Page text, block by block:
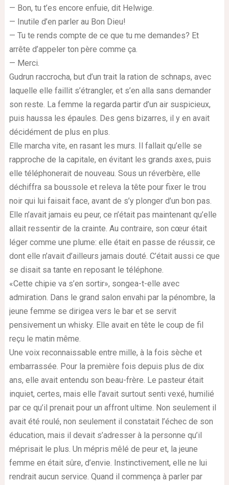
— Bon, tu t’es encore enfuie, dit Helwige.
— Inutile d’en parler au Bon Dieu!
— Tu te rends compte de ce que tu me demandes? Et
arrête d’appeler ton père comme ça.
— Merci.
Gudrun raccrocha, but d’un trait la ration de schnaps, avec
laquelle elle faillit s’étrangler, et s’en alla sans demander
son reste. La femme la regarda partir d’un air suspicieux,
puis haussa les épaules. Des gens bizarres, il y en avait
décidément de plus en plus.
Elle marcha vite, en rasant les murs. Il fallait qu’elle se
rapproche de la capitale, en évitant les grands axes, puis
elle téléphonerait de nouveau. Sous un réverbère, elle
déchiffra sa boussole et releva la tête pour fixer le trou
noir qui lui faisait face, avant de s’y plonger d’un bon pas.
Elle n’avait jamais eu peur, ce n’était pas maintenant qu’elle
allait ressentir de la crainte. Au contraire, son cœur était
léger comme une plume: elle était en passe de réussir, ce
dont elle n’avait d’ailleurs jamais douté. C’était aussi ce que
se disait sa tante en reposant le téléphone.
«Cette chipie va s’en sortir», songea-t-elle avec
admiration. Dans le grand salon envahi par la pénombre, la
jeune femme se dirigea vers le bar et se servit
pensivement un whisky. Elle avait en tête le coup de fil
reçu le matin même.
Une voix reconnaissable entre mille, à la fois sèche et
embarrassée. Pour la première fois depuis plus de dix
ans, elle avait entendu son beau-frère. Le pasteur était
inquiet, certes, mais elle l’avait surtout senti vexé, humilié
par ce qu’il prenait pour un affront ultime. Non seulement il
avait été roulé, non seulement il constatait l’échec de son
éducation, mais il devait s’adresser à la personne qu’il
méprisait le plus. Un mépris mêlé de peur et, la jeune
femme en était sûre, d’envie. Instinctivement, elle ne lui
rendrait aucun service. Quand il commença à parler par